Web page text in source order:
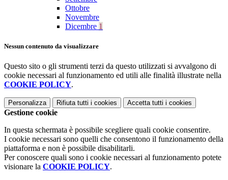
Ottobre
Novembre
Dicembre 1
Nessun contenuto da visualizzare
Questo sito o gli strumenti terzi da questo utilizzati si avvalgono di
cookie necessari al funzionamento ed utili alle finalità illustrate nella
COOKIE POLICY.
Personalizza Rifiuta tutti i cookies Accetta tutti i cookies
Gestione cookie
In questa schermata è possibile scegliere quali cookie consentire.
I cookie necessari sono quelli che consentono il funzionamento della
piattaforma e non è possibile disabilitarli.
Per conoscere quali sono i cookie necessari al funzionamento potete
visionare la COOKIE POLICY.